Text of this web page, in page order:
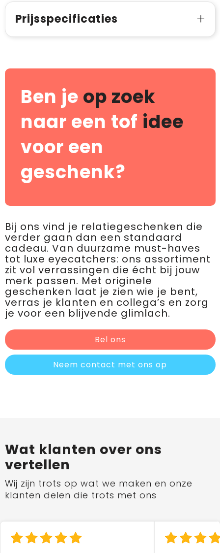
Prijsspecificaties
Ben je op zoek
naar een tof idee
voor een
geschenk?
Bij ons vind je relatiegeschenken die
verder gaan dan een standaard
cadeau. Van duurzame must-haves
tot luxe eyecatchers: ons assortiment
zit vol verrassingen die écht bij jouw
merk passen. Met originele
geschenken laat je zien wie je bent,
verras je klanten en collega’s en zorg
je voor een blijvende glimlach.
Bel ons
Neem contact met ons op
Wat klanten over ons
vertellen
Wij zijn trots op wat we maken en onze
klanten delen die trots met ons